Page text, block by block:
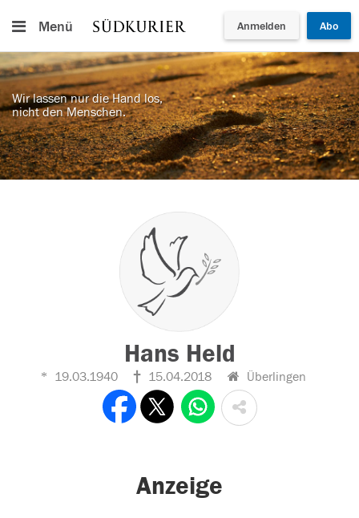
Menü Anmelden Abo
Wir lassen nur die Hand los,
nicht den Menschen.
Hans Held
19.03.1940 15.04.2018 Überlingen
Anzeige